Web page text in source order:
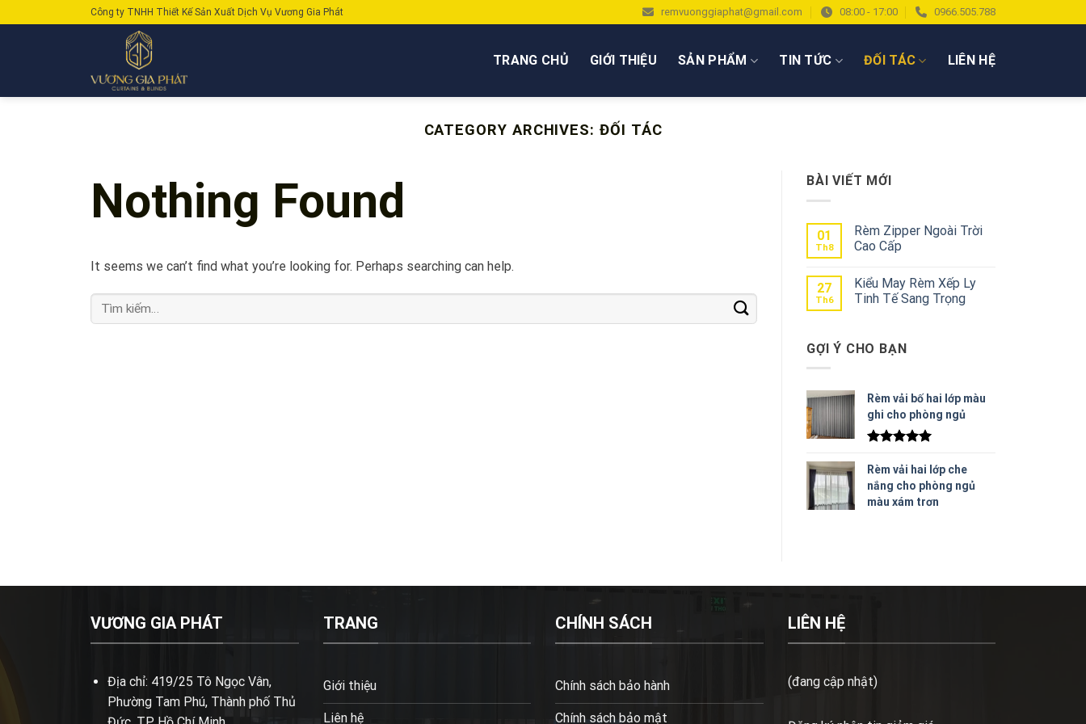
to
Công ty TNHH Thiết Kế Sản Xuất Dịch Vụ Vương Gia Phát remvuonggiaphat@gmail.com 08:00 - 17:00 0966.505.788
TRANG CHỦ GIỚI THIỆU SẢN PHẨM TIN TỨC ĐỐI TÁC LIÊN HỆ
CATEGORY ARCHIVES:ĐỐI TÁC
Nothing Found
It seems we can’t find what you’re looking for. Perhaps searching can help.
BÀI VIẾT MỚI
01
Th8
Rèm Zipper Ngoài Trời
Cao Cấp
27
Th6
Kiểu May Rèm Xếp Ly
Tinh Tế Sang Trọng
GỢI Ý CHO BẠN
Rèm vải bố hai lớp màu
ghi cho phòng ngủ
hạng5.00
5 sao
Rèm vải hai lớp che
nắng cho phòng ngủ
màu xám trơn
VƯƠNG GIA PHÁT
Địa chỉ: 419/25 Tô Ngọc Vân,
Phường Tam Phú, Thành phố Thủ
TRANG
Giới thiệu
Liên hệ
CHÍNH SÁCH
Chính sách bảo hành
Chính sách bảo mật
LIÊN HỆ
(đang cập nhật)